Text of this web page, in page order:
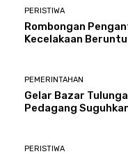
PERISTIWA
Rombongan
Kecelakaan
PEMERINTAHAN
Gelar Bazar
Pedagang
PERISTIWA